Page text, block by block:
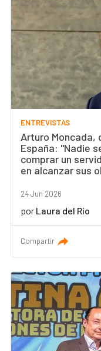
ENTREVISTAS
Arturo Moncada,
España: "Nadie
comprar un
en alcanzar sus
24 Jun 2026
por Laura del Río
Compartir